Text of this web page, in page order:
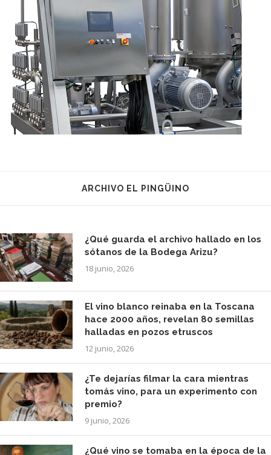
ARCHIVO EL PINGÜINO
¿Qué guarda el archivo hallado en los
sótanos de la Bodega Arizu?
18 junio, 2026
El vino blanco reinaba en la Toscana
hace 2000 años, revelan 80 semillas
halladas en pozos etruscos
12 junio, 2026
¿Te dejarías filmar la cara mientras
tomás vino, para un experimento con
premio?
9 junio, 2026
¿Qué vino se tomaba en la época de la